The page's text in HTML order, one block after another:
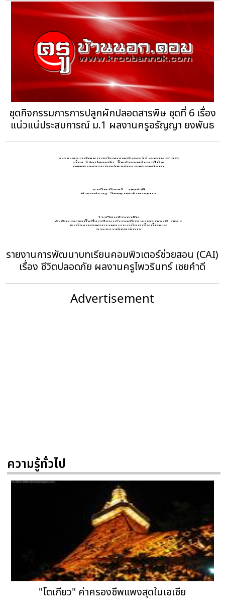
ชุดกิจกรรมการการปลูกผักปลอดสารพิษ ชุดที่ 6 เรื่อง
แน่วแน่ประสบการณ์ ม.1‏ ผลงานครูอรัญญา ยงพันธ
รายงานการพัฒนาบทเรียนคอมพิวเตอร์ช่วยสอน (CAI)
เรื่อง ชีวิตปลอดภัย ผลงานครูไพวรินทร์ เชยคำดี
Advertisement
ความรู้ทั่วไป
"โตเกียว" ค่าครองชีพแพงสุดในเอเชีย